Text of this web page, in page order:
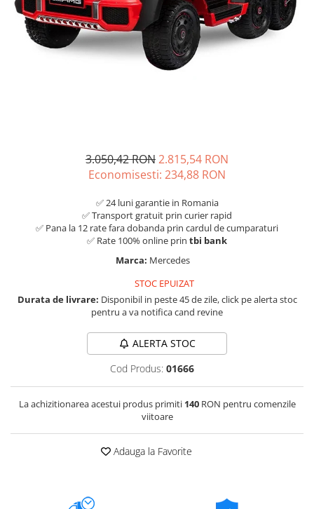
3.050,42 RON2.815,54 RON
Economisesti: 234,88 RON
✅ 24 luni garantie in Romania
✅ Transport gratuit prin curier rapid
✅ Pana la 12 rate fara dobanda prin cardul de cumparaturi
✅ Rate 100% online prin tbi bank
Marca: Mercedes
STOC EPUIZAT
Durata de livrare: Disponibil in peste 45 de zile, click pe alerta stoc
pentru a va notifica cand revine
ALERTA STOC
Cod Produs: 01666
La achizitionarea acestui produs primiti 140RON pentru comenzile
viitoare
Adauga la Favorite